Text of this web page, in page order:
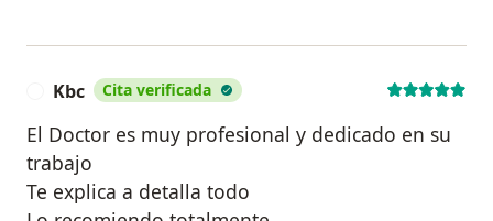
Kbc Cita verificada
El Doctor es muy profesional y dedicado en su
trabajo
Te explica a detalla todo